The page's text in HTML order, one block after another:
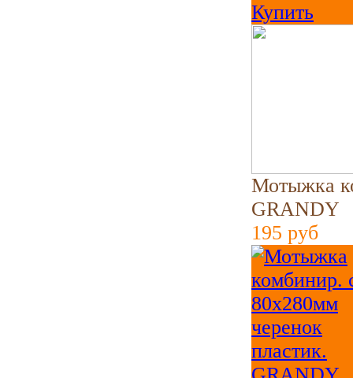
Купить
Мотыжка
GRANDY
195 руб